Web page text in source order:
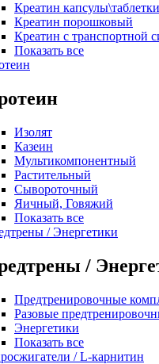
Креатин капсулы\таблетки
Креатин порошковый
Креатин с транспортной
Показать все
Изолят
Казеин
Мультикомпонентный
Растительный
Сывороточный
Яичный, Говяжий
Показать все
/ Энергетики
/
Предтренировочные
Разовые
Энергетики
Показать все
/ L-карнитин